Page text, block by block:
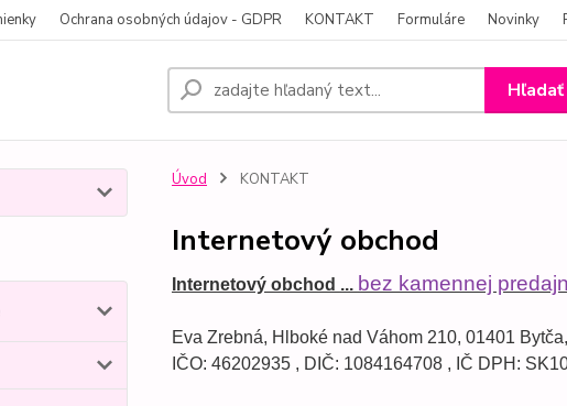
Ochrana osobných údajov - GDPR KONTAKT Formuláre Novinky
Hľadať
Úvod KONTAKT
Internetový obchod
Internetový obchod ... bez kamennej
Eva Zrebná, Hlboké nad Váhom 210, 01401 Bytča,
IČO: 46202935 , DIČ: 1084164708 , IČ DPH: